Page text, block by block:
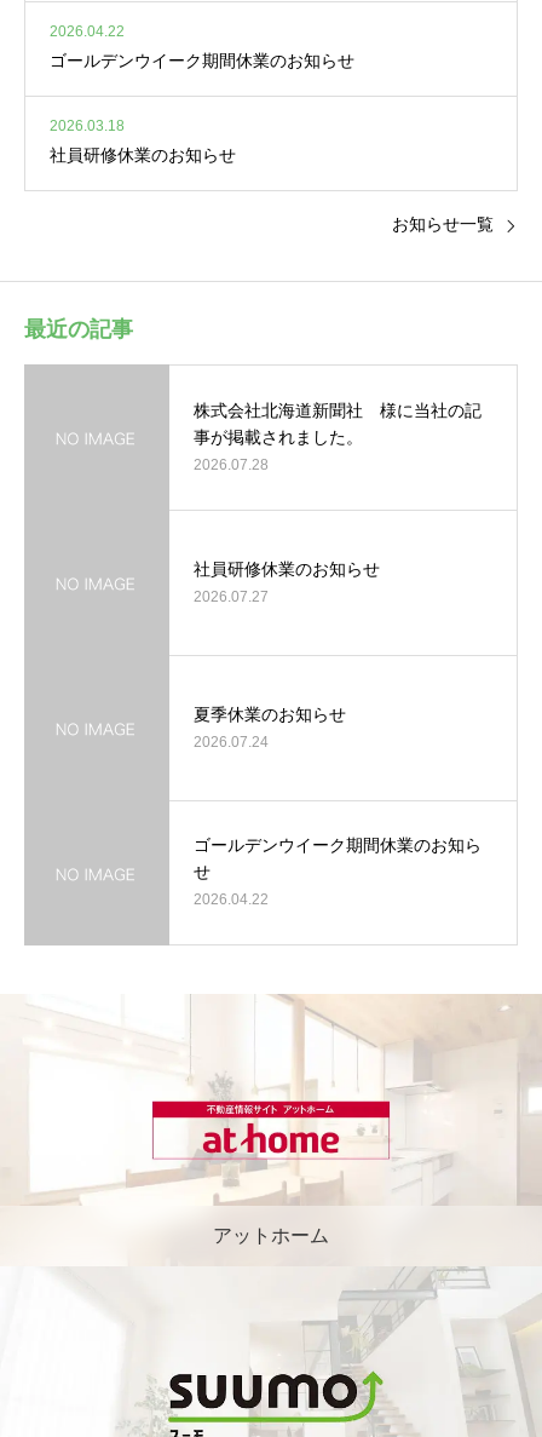
2026.04.22
ゴールデンウイーク期間休業のお知らせ
2026.03.18
社員研修休業のお知らせ
お知らせ一覧
最近の記事
株式会社北海道新聞社 様に当社の記
事が掲載されました。
2026.07.28
社員研修休業のお知らせ
2026.07.27
夏季休業のお知らせ
2026.07.24
ゴールデンウイーク期間休業のお知ら
せ
2026.04.22
アットホーム